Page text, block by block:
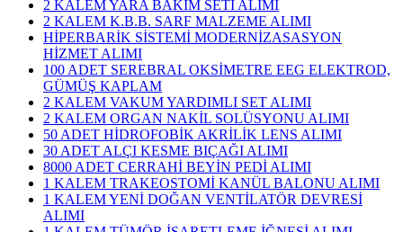
2 KALEM YARA BAKIM SETİ ALIMI
2 KALEM K.B.B. SARF MALZEME ALIMI
HİPERBARİK SİSTEMİ MODERNİZASASYON
HİZMET ALIMI
100 ADET SEREBRAL OKSİMETRE EEG ELEKTROD,
GÜMÜŞ KAPLAM
2 KALEM VAKUM YARDIMLI SET ALIMI
2 KALEM ORGAN NAKİL SOLÜSYONU ALIMI
50 ADET HİDROFOBİK AKRİLİK LENS ALIMI
30 ADET ALÇI KESME BIÇAĞI ALIMI
8000 ADET CERRAHİ BEYİN PEDİ ALIMI
1 KALEM TRAKEOSTOMİ KANÜL BALONU ALIMI
1 KALEM YENİ DOĞAN VENTİLATÖR DEVRESİ
ALIMI